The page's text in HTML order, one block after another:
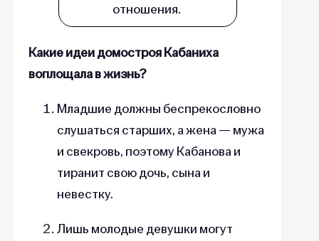
отношения.
Какие идеи домостроя Кабаниха
воплощала в жизнь?
Младшие должны беспрекословно
слушаться старших, а жена — мужа
и свекровь, поэтому Кабанова и
тиранит свою дочь, сына и
невестку.
Лишь молодые девушки могут